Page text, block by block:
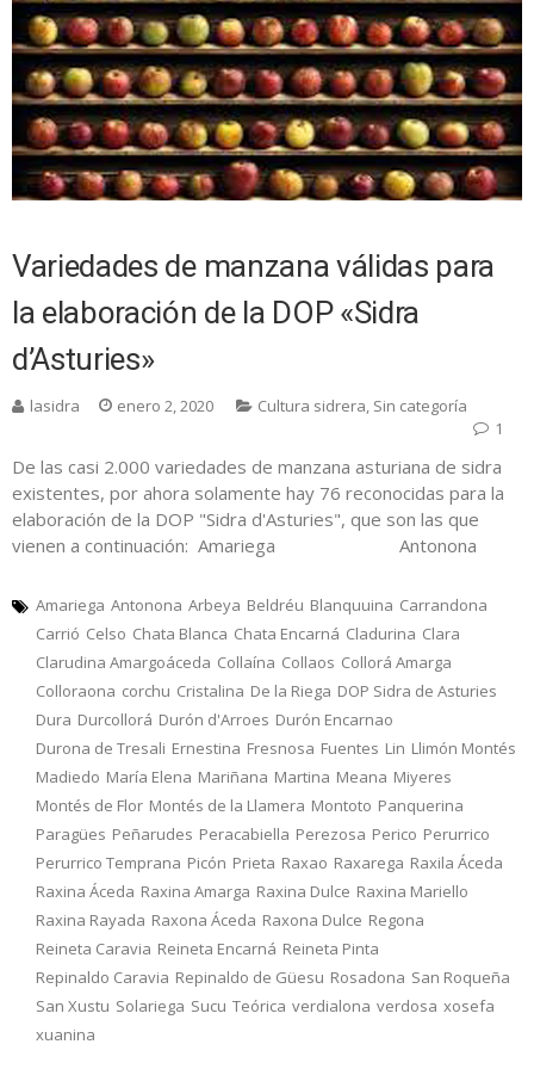
Variedades de manzana válidas para
la elaboración de la DOP «Sidra
d’Asturies»
lasidra enero 2, 2020 Cultura sidrera, Sin categoría
1
De las casi 2.000 variedades de manzana asturiana de sidra
existentes, por ahora solamente hay 76 reconocidas para la
elaboración de la DOP "Sidra d'Asturies", que son las que
vienen a continuación: Amariega Antonona
Amariega Antonona Arbeya Beldréu Blanquuina Carrandona
Carrió Celso Chata Blanca Chata Encarná Cladurina Clara
Clarudina Amargoáceda Collaína Collaos Collorá Amarga
Colloraona corchu Cristalina De la Riega DOP Sidra de Asturies
Dura Durcollorá Durón d'Arroes Durón Encarnao
Durona de Tresali Ernestina Fresnosa Fuentes Lin Llimón Montés
Madiedo María Elena Mariñana Martina Meana Miyeres
Montés de Flor Montés de la Llamera Montoto Panquerina
Paragües Peñarudes Peracabiella Perezosa Perico Perurrico
Perurrico Temprana Picón Prieta Raxao Raxarega Raxila Áceda
Raxina Áceda Raxina Amarga Raxina Dulce Raxina Mariello
Raxina Rayada Raxona Áceda Raxona Dulce Regona
Reineta Caravia Reineta Encarná Reineta Pinta
Repinaldo Caravia Repinaldo de Güesu Rosadona San Roqueña
San Xustu Solariega Sucu Teórica verdialona verdosa xosefa
xuanina